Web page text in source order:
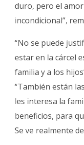
duro, pero el
incondicional”,
“No se puede
estar en la cárcel
familia y a los
“También están
les interesa la
beneficios, para
Se ve realmente